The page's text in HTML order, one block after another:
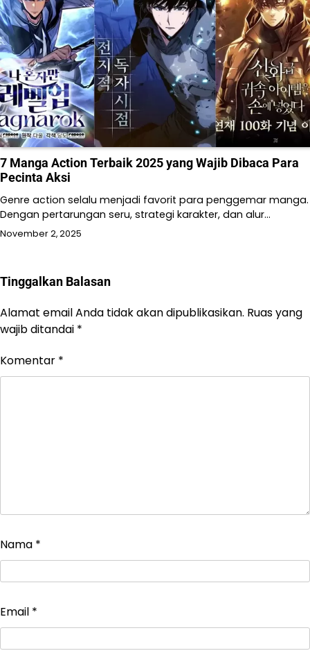
7 Manga Action Terbaik 2025 yang Wajib Dibaca Para
Pecinta Aksi
Genre action selalu menjadi favorit para penggemar manga.
Dengan pertarungan seru, strategi karakter, dan alur…
November 2, 2025
Tinggalkan Balasan
Alamat email Anda tidak akan dipublikasikan. Ruas yang
wajib ditandai *
Komentar *
Nama *
Email *